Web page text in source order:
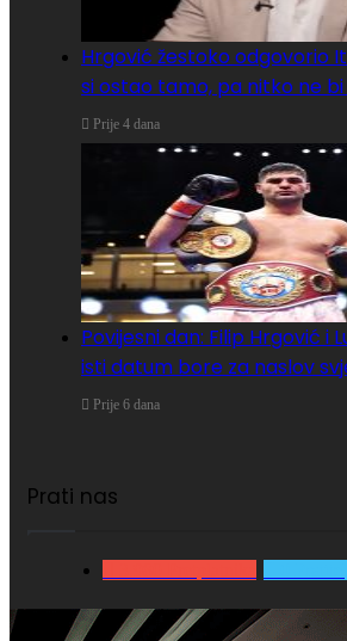
Hrgović žestoko odgovorio
si ostao tamo, pa nitko ne
Prije 4 dana
Povijesni dan: Filip Hrgović i
isti datum bore za naslov
Prije 6 dana
Prati nas